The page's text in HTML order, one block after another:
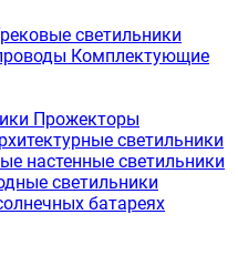
светильники
Комплектующие
Прожекторы
светильники
настенные светильники
светильники
батареях